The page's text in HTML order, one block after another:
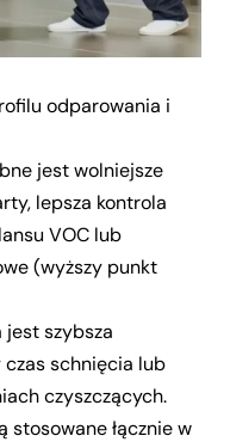
odparowania i
jest wolniejsze
lepsza kontrola
VOC lub
(wyższy punkt
szybsza
schnięcia lub
czyszczących.
łącznie w